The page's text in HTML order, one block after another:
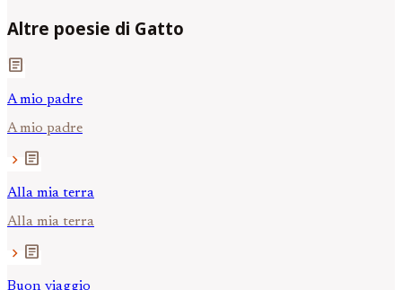
Altre poesie di Gatto
article
A mio padre
A mio padre
chevron_right article
Alla mia terra
Alla mia terra
chevron_right article
Buon viaggio